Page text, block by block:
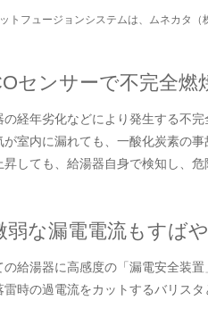
トフュージョンシステムは、ムネカタ（
センサーで不完全燃
の経年劣化などにより発生する不
が室内に漏れても、一酸化炭素の
昇しても、給湯器自身で検知し、
弱な漏電電流もすば
の給湯器に高感度の「漏電安全装
雷時の過電流をカットするバリス